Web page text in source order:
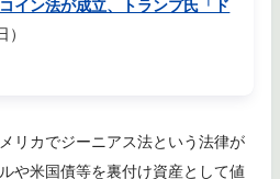
イン法が成立、トランプ氏「ド
）
リカでジーニアス法という法律が
や米国債等を裏付け資産として値